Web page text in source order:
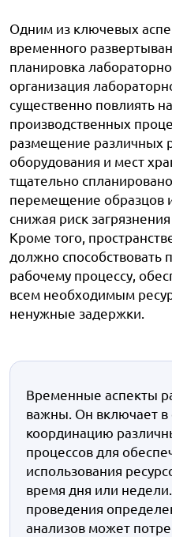
Одним из ключевых
временного
планировка
организация
существенно повлиять
производственных
размещение различных
оборудования и мест
тщательно
перемещение образцов
снижая риск
Кроме того,
должно способствовать
рабочему процессу,
всем необходимым
ненужные задержки.
Временные аспекты
важны. Он включает в
координацию
процессов для
использования
время дня или
проведения
анализов может